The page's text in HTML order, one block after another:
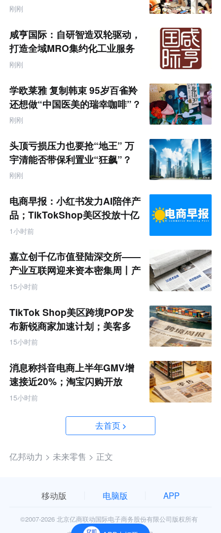
刚刚
咸亨国际：自研智造双轮驱动，
打造全域MRO集约化工业服务
商
刚刚
学欧莱雅 复制韩束 95岁百雀羚
还想做“中国医美的瑞幸咖啡”？
刚刚
头顶亏损压力也要抢“地王” 万
宇清能否带保利置业“狂飙”？
刚刚
电商早报：小红书发力AI陪伴产
品；TikTokShop美区投放十亿
1小时前
嘉立创千亿市值登陆深交所——
产业互联网迎来资本密集周丨产
业互联网周报
15小时前
TikTok Shop美区跨境POP发
布新锐商家加速计划；美客多
Q2营收同增50%丨跨境电商周
15小时前
消息称抖音电商上半年GMV增
速接近20%；淘宝闪购开放
MCP能力丨零售电商周报
15小时前
去首页
亿邦动力 > 未来零售 > 正文
移动版 电脑版 APP
©2007-2026 北京亿商联动国际电子商务股份有限公司版权所有